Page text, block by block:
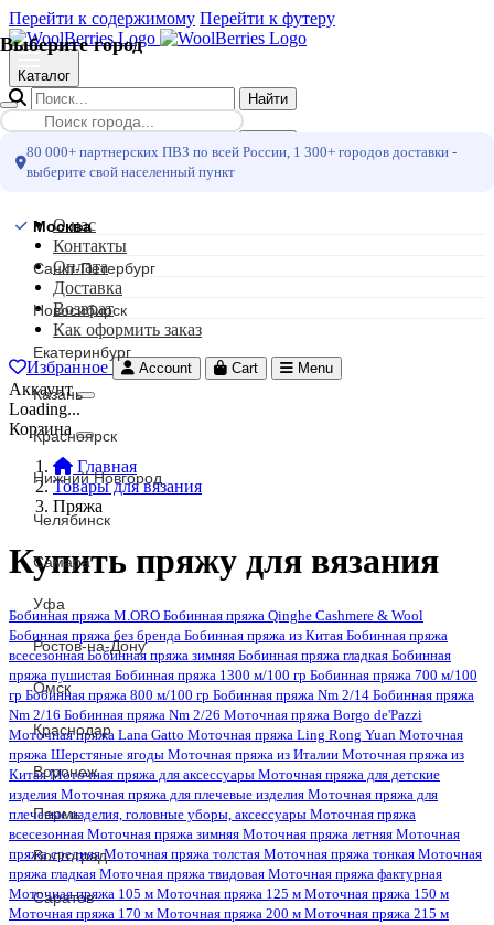
Перейти к содержимому Перейти к футеру
Каталог
Найти
Меню
Москва
О нас
Контакты
Оплата
Доставка
Возврат
Как оформить заказ
Избранное Account Cart Menu
Аккаунт
Loading...
Корзина
Главная
Товары для вязания
Пряжа
Купить пряжу для вязания
Бобинная пряжа M.ORO Бобинная пряжа Qinghe Cashmere & Wool
Бобинная пряжа без бренда Бобинная пряжа из Китая Бобинная пряжа
всесезонная Бобинная пряжа зимняя Бобинная пряжа гладкая Бобинная
пряжа пушистая Бобинная пряжа 1300 м/100 гр Бобинная пряжа 700 м/100
гр Бобинная пряжа 800 м/100 гр Бобинная пряжа Nm 2/14 Бобинная пряжа
Nm 2/16 Бобинная пряжа Nm 2/26 Моточная пряжа Borgo de'Pazzi
Моточная пряжа Lana Gatto Моточная пряжа Ling Rong Yuan Моточная
пряжа Шерстяные ягоды Моточная пряжа из Италии Моточная пряжа из
КитаяМоточная пряжа для аксессуары Моточная пряжа для детские
изделия Моточная пряжа для плечевые изделия Моточная пряжа для
плечевые изделия, головные уборы, аксессуары Моточная пряжа
всесезонная Моточная пряжа зимняя Моточная пряжа летняя Моточная
пряжа средняяМоточная пряжа толстая Моточная пряжа тонкая Моточная
пряжа гладкая Моточная пряжа твидовая Моточная пряжа фактурная
Моточная пряжа 105 м Моточная пряжа 125 м Моточная пряжа 150 м
Моточная пряжа 170 м Моточная пряжа 200 м Моточная пряжа 215 м
Выберите город
80 000+ партнерских ПВЗ по всей России, 1 300+ городов доставки -
выберите свой населенный пункт
Москва
Санкт-Петербург
Новосибирск
Екатеринбург
Казань
Красноярск
Нижний Новгород
Челябинск
Самара
Уфа
Ростов-на-Дону
Омск
Краснодар
Воронеж
Пермь
Волгоград
Саратов